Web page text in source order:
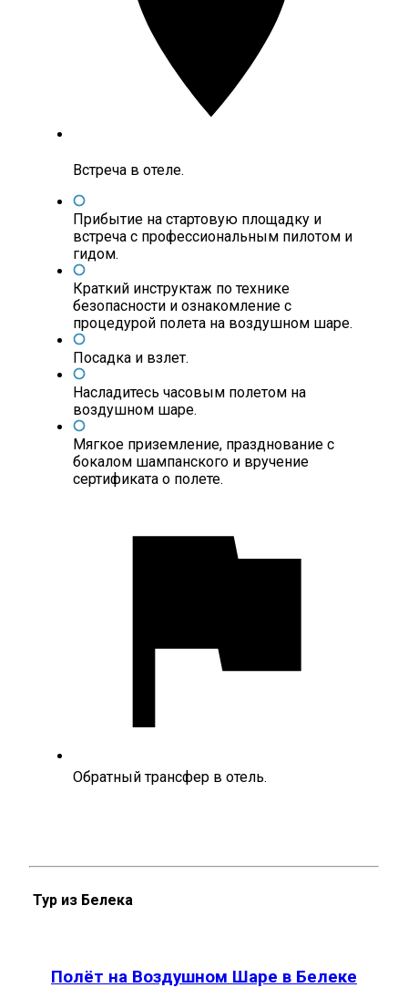
Встреча в отеле.
Прибытие на стартовую площадку и
встреча с профессиональным пилотом и
гидом.
Краткий инструктаж по технике
безопасности и ознакомление с
процедурой полета на воздушном шаре.
Посадка и взлет.
Насладитесь часовым полетом на
воздушном шаре.
Мягкое приземление, празднование с
бокалом шампанского и вручение
сертификата о полете.
Обратный трансфер в отель.
Тур из Белека
Полёт на Воздушном Шаре в Белеке